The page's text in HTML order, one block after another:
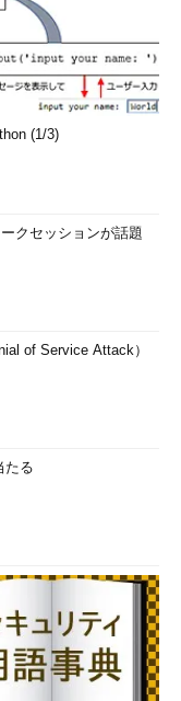
(1/3)
クセッションが話題
of Service Attack）
たる